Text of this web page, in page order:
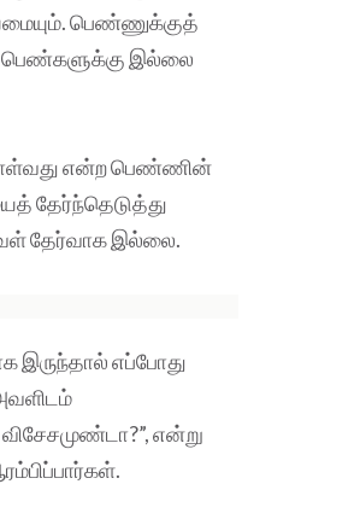
பெண்ணுக்குத்
பெண்களுக்கு இல்லை
என்ற பெண்ணின்
தேர்ந்தெடுத்து
தேர்வாக இல்லை.
இருந்தால் எப்போது
என்று